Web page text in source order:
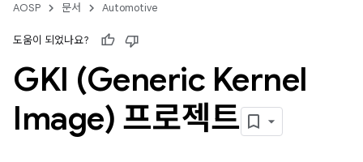
AOSP 문서 Automotive
도움이 되었나요?
GKI (Generic Kernel
Image) 프로젝트